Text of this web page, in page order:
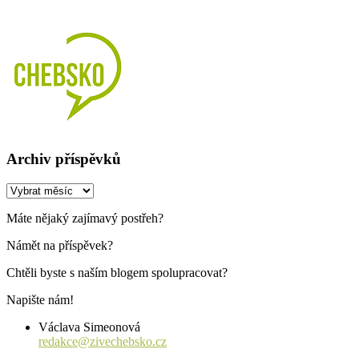
Archiv příspěvků
Archiv
Máte nějaký zajímavý postřeh?
Námět na příspěvek?
Chtěli byste s naším blogem spolupracovat?
Napište nám!
Václava Simeonová
redakce@zivechebsko.cz